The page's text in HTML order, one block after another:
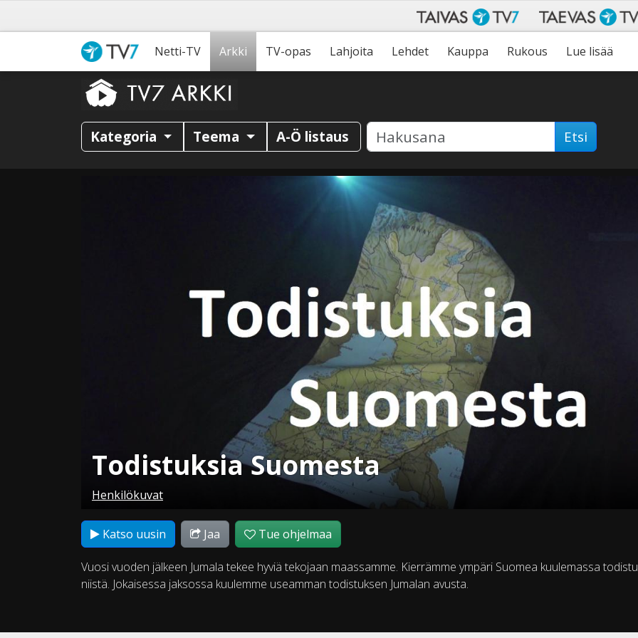
Netti-TV Arkki TV-opas Lahjoita Lehdet Kauppa Rukous Lue lisää
Kategoria Teema A-Ö listaus Etsi
Todistuksia Suomesta
Henkilökuvat
Katso uusin Jaa Tue ohjelmaa
Vuosi vuoden jälkeen Jumala tekee hyviä tekojaan maassamme. Kierrämme ympäri Suomea kuulemassa
niistä. Jokaisessa jaksossa kuulemme useamman todistuksen Jumalan avusta.